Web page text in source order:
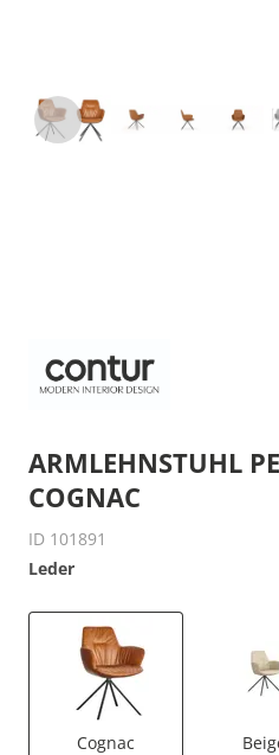
ARMLEHNSTUHL
COGNAC
ID 101891
Leder
Cognac